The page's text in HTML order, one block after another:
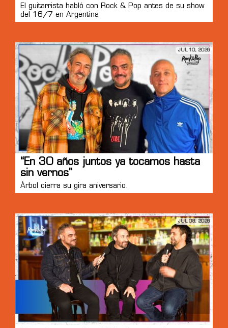
El guitarrista habló con Rock & Pop antes de su show
del 16/7 en Argentina
JUL 10, 2026
“En 30 años juntos ya tocamos hasta
sin vernos”
Árbol cierra su gira aniversario.
JUL 08, 2026